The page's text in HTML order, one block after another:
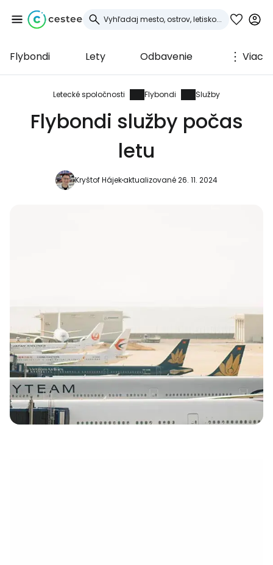
Flybondi Lety Odbavenie Viac
Letecké spoločnosti Flybondi Služby
Flybondi služby počas
letu
Kryštof Hájekaktualizované 26. 11. 2024
Prihláste sa do
služby Cestee
... celosvetovej komunity cestovateľov